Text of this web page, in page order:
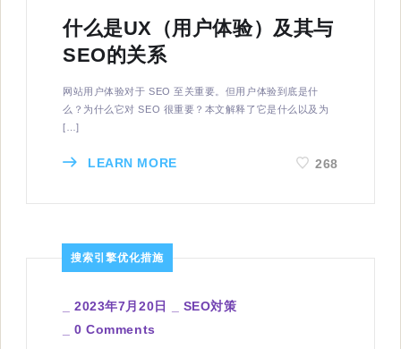
什么是UX​​（用户体验）及其与
SEO的关系
网站用户体验对于 SEO 至关重要。但用户体验到底是什
么？为什么它对 SEO 很重要？本文解释了它是什么以及为
[…]
LEARN MORE 268
搜索引擎优化措施
_2023年7月20日
SEO対策
_0 Comments